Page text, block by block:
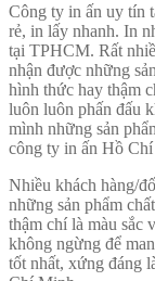
Công ty in ấn uy tín
rẻ, in lấy nhanh. In
tại TPHCM. Rất
nhận được những
hình thức hay thậm
luôn luôn phấn đấu
mình những sản
công ty in ấn Hồ
Nhiều khách hàng/
những sản phẩm
thậm chí là màu sắc
không ngừng để
tốt nhất, xứng đáng